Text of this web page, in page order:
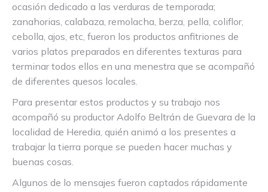
ocasión dedicado a las verduras de temporada;
zanahorias, calabaza, remolacha, berza, pella, coliflor,
cebolla, ajos, etc, fueron los productos anfitriones de
varios platos preparados en diferentes texturas para
terminar todos ellos en una menestra que se acompañó
de diferentes quesos locales.
Para presentar estos productos y su trabajo nos
acompañó su productor Adolfo Beltrán de Guevara de la
localidad de Heredia, quién animó a los presentes a
trabajar la tierra porque se pueden hacer muchas y
buenas cosas.
Algunos de lo mensajes fueron captados rápidamente